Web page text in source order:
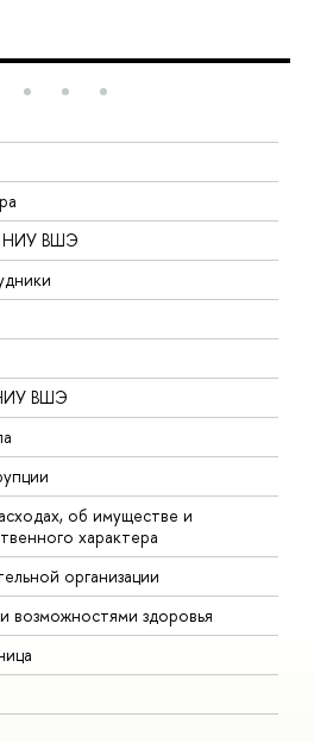
НИУ ВШЭ
ВШЭ
об имуществе и
характера
организации
возможностями здоровья